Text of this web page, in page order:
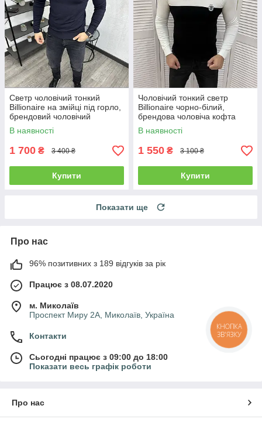
Светр чоловічий тонкий
Billionaire на змійці під горло,
брендовий чоловічий
джемпер гольф Білліонер
В наявності
1 700 ₴ 3 400 ₴
Купити
Чоловічий тонкий светр
Billionaire чорно-білий,
брендова чоловіча кофта
Білліонер для чоловіків
В наявності
1 550 ₴ 3 100 ₴
Купити
Показати ще
Про нас
96% позитивних з 189 відгуків за рік
Працює з 08.07.2020
м. Миколаїв
Проспект Миру 2А, Миколаїв, Україна
Контакти
Сьогодні працює з 09:00 до 18:00
Показати весь графік роботи
Про нас
КНОПКА
ЗВ'ЯЗКУ